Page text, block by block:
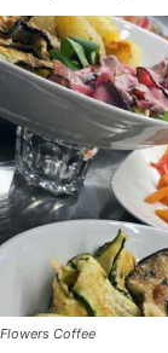
Flowers Coffee